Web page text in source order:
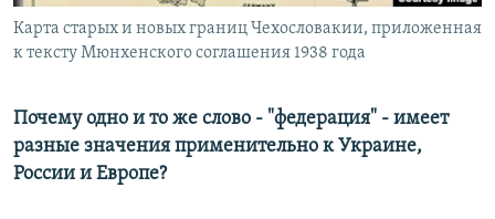
Все сайты РСЕ/РС
Карта старых и новых границ Чехословакии, приложенная
к тексту Мюнхенского соглашения 1938 года
Почему одно и то же слово - "федерация" - имеет
разные значения применительно к Украине,
России и Европе?